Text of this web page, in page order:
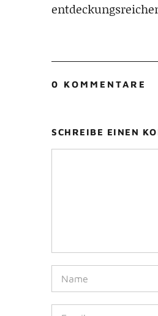
0 KOMMENTARE
SCHREIBE EINEN